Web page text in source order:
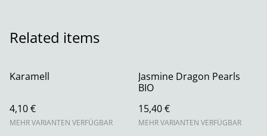
Related items
Karamell
4,10 €
MEHR VARIANTEN VERFÜGBAR
Jasmine Dragon Pearls
BIO
15,40 €
MEHR VARIANTEN VERFÜGBAR